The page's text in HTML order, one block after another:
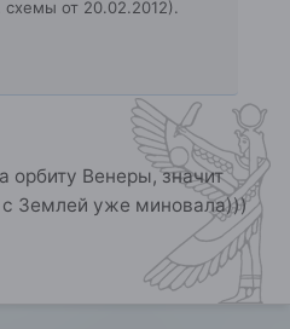
от 20.02.2012).
орбиту Венеры, значит
с Землей уже миновала)))